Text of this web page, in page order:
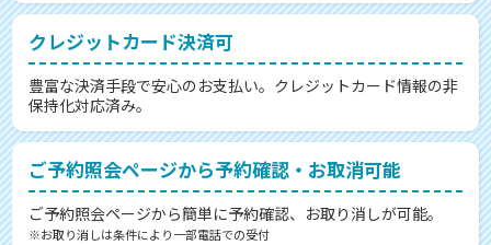
クレジットカード決済可
豊富な決済手段で安心のお支払い。クレジットカード情報の非
保持化対応済み。
ご予約照会ページから予約確認・お取消可能
ご予約照会ページから簡単に予約確認、お取り消しが可能。
※お取り消しは条件により一部電話での受付